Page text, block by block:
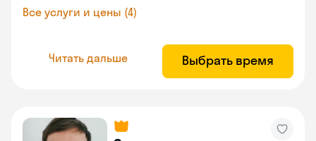
Все услуги и цены (4)
Читать дальше Выбрать время